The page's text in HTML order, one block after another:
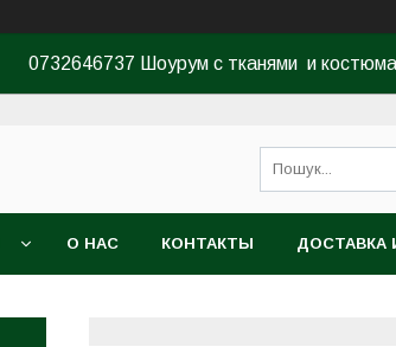
0732646737 Шоурум с тканями и
О НАС КОНТАКТЫ ДОСТАВКА